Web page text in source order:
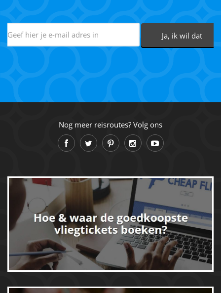
Nog meer reisroutes? Volg ons